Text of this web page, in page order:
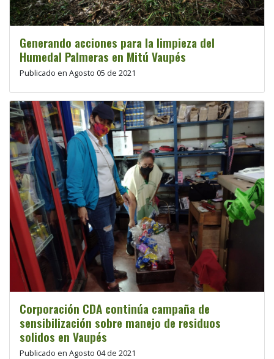
Generando acciones para la limpieza del
Humedal Palmeras en Mitú Vaupés
Publicado en Agosto 05 de 2021
Corporación CDA continúa campaña de
sensibilización sobre manejo de residuos
solidos en Vaupés
Publicado en Agosto 04 de 2021